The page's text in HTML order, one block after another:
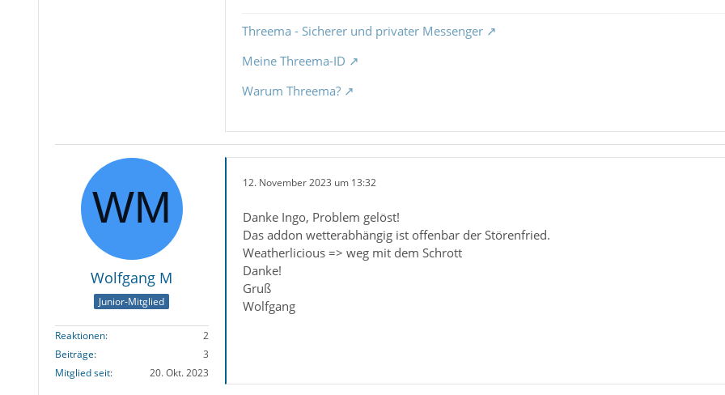
Threema - Sicherer und privater Messenger
Meine Threema-ID
Warum Threema?
Wolfgang M
Junior-Mitglied
Reaktionen
2
Beiträge
3
Mitglied seit
20. Okt. 2023
12. November 2023 um 13:32
Danke Ingo, Problem gelöst!
Das addon wetterabhängig ist offenbar der Störenfried.
Weatherlicious => weg mit dem Schrott
Danke!
Gruß
Wolfgang